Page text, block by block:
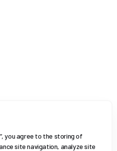
you agree to the storing of
site navigation, analyze site